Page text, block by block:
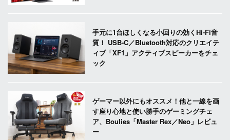
手元に1台ほしくなる小回りの効くHi-Fi音
質！ USB-C／Bluetooth対応のクリエイテ
ィブ「XF1」アクティブスピーカーをチェ
ック
ゲーマー以外にもオススメ！他と一線を画
す座り心地と使い勝手のゲーミングチェ
ア、Boulies「Master Rex／Neo」レビュ
ー